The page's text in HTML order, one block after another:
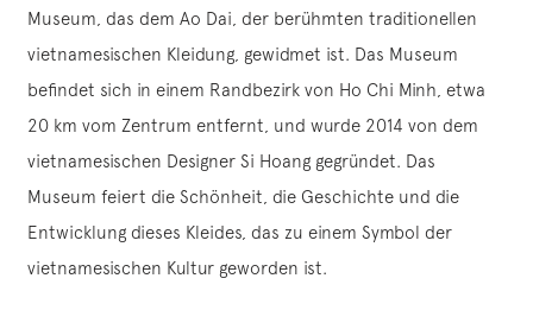
Museum, das dem Ao Dai, der berühmten traditionellen
vietnamesischen Kleidung, gewidmet ist. Das Museum
befindet sich in einem Randbezirk von Ho Chi Minh, etwa
20 km vom Zentrum entfernt, und wurde 2014 von dem
vietnamesischen Designer Si Hoang gegründet. Das
Museum feiert die Schönheit, die Geschichte und die
Entwicklung dieses Kleides, das zu einem Symbol der
vietnamesischen Kultur geworden ist.